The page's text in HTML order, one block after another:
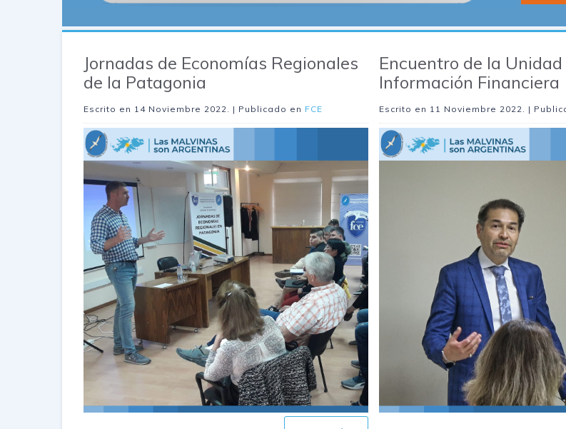
Jornadas de Economías Regionales
de la Patagonia
Escrito en 14 Noviembre 2022. | Publicado en FCE
Encuentro de la Unidad
Información Financiera
Escrito en 11 Noviembre 2022. |